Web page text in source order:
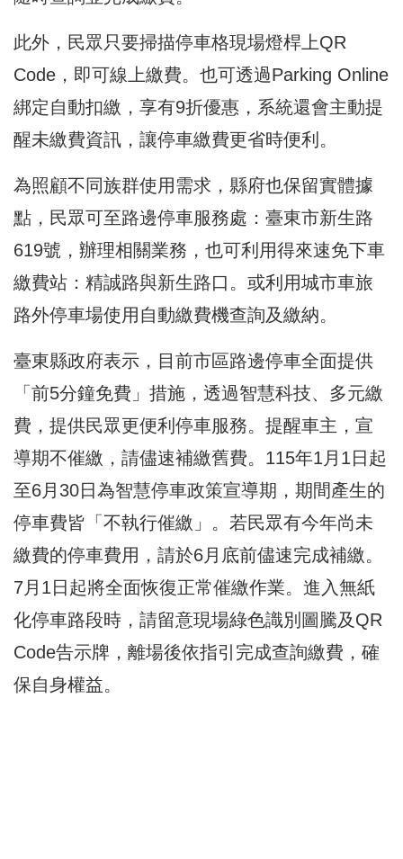
此外，民眾只要掃描停車格現場燈桿上QR
Code，即可線上繳費。也可透過Parking Online
綁定自動扣繳，享有9折優惠，系統還會主動提
醒未繳費資訊，讓停車繳費更省時便利。
為照顧不同族群使用需求，縣府也保留實體據
點，民眾可至路邊停車服務處：臺東市新生路
619號，辦理相關業務，也可利用得來速免下車
繳費站：精誠路與新生路口。或利用城市車旅
路外停車場使用自動繳費機查詢及繳納。
臺東縣政府表示，目前市區路邊停車全面提供
「前5分鐘免費」措施，透過智慧科技、多元繳
費，提供民眾更便利停車服務。提醒車主，宣
導期不催繳，請儘速補繳舊費。115年1月1日起
至6月30日為智慧停車政策宣導期，期間產生的
停車費皆「不執行催繳」。若民眾有今年尚未
繳費的停車費用，請於6月底前儘速完成補繳。
7月1日起將全面恢復正常催繳作業。進入無紙
化停車路段時，請留意現場綠色識別圖騰及QR
Code告示牌，離場後依指引完成查詢繳費，確
保自身權益。